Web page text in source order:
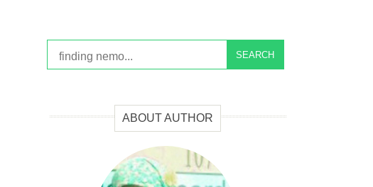
SEARCH
ABOUT AUTHOR